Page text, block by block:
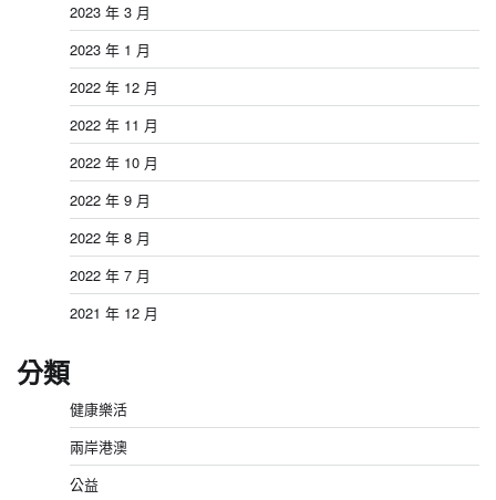
2023 年 3 月
2023 年 1 月
2022 年 12 月
2022 年 11 月
2022 年 10 月
2022 年 9 月
2022 年 8 月
2022 年 7 月
2021 年 12 月
分類
健康樂活
兩岸港澳
公益